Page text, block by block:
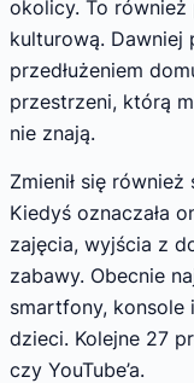
okolicy. To
kulturową. Dawniej
przedłużeniem
przestrzeni, którą
nie znają.
Zmienił się
Kiedyś oznaczała
zajęcia, wyjścia z
zabawy. Obecnie
smartfony, konsole
dzieci. Kolejne 27
czy YouTube’a.